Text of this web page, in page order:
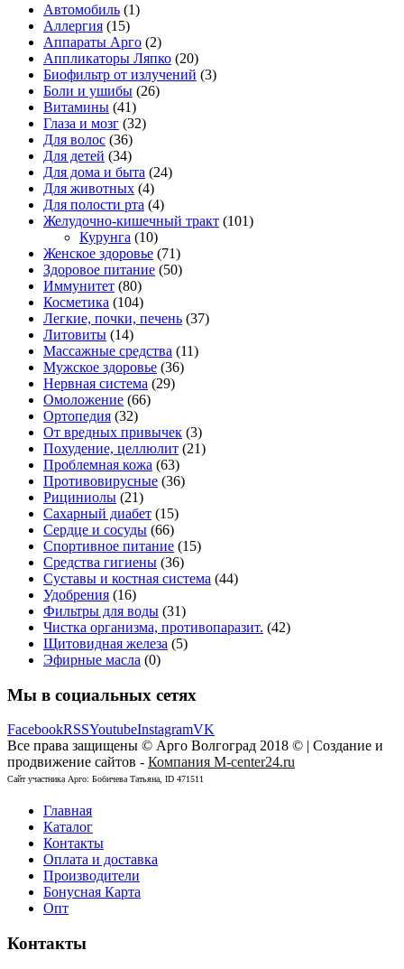
Автомобиль (1)
Аллергия (15)
Аппараты Арго (2)
Аппликаторы Ляпко (20)
Биофильтр от излучений (3)
Боли и ушибы (26)
Витамины (41)
Глаза и мозг (32)
Для волос (36)
Для детей (34)
Для дома и быта (24)
Для животных (4)
Для полости рта (4)
Желудочно-кишечный тракт (101)
Курунга (10)
Женское здоровье (71)
Здоровое питание (50)
Иммунитет (80)
Косметика (104)
Легкие, почки, печень (37)
Литовиты (14)
Массажные средства (11)
Мужское здоровье (36)
Нервная система (29)
Омоложение (66)
Ортопедия (32)
От вредных привычек (3)
Похудение, целлюлит (21)
Проблемная кожа (63)
Противовирусные (36)
Рициниолы (21)
Сахарный диабет (15)
Сердце и сосуды (66)
Спортивное питание (15)
Средства гигиены (36)
Суставы и костная система (44)
Удобрения (16)
Фильтры для воды (31)
Чистка организма, противопаразит. (42)
Щитовидная железа (5)
Эфирные масла (0)
Мы в социальных сетях
FacebookRSSYoutubeInstagramVK
Все права защищены © Арго Волгоград 2018 © | Создание и
продвижение сайтов - Компания M-center24.ru
Сайт участника Арго: Бобичева Татьяна, ID 471511
Главная
Каталог
Контакты
Оплата и доставка
Производители
Бонусная Карта
Опт
Контакты